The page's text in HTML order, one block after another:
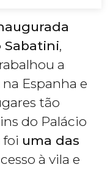
Sabatini,
a
Espanha e
tão
do Palácio
foi uma das
à vila e